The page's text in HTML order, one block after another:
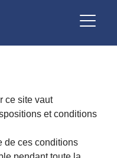
ce site vaut
et conditions
de ces conditions